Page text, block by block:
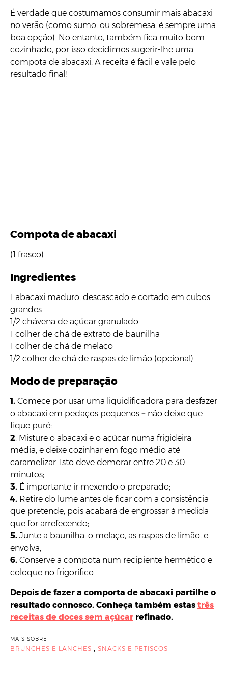
É verdade que costumamos consumir mais abacaxi
no verão (como sumo, ou sobremesa, é sempre uma
boa opção). No entanto, também fica muito bom
cozinhado, por isso decidimos sugerir-lhe uma
compota de abacaxi. A receita é fácil e vale pelo
resultado final!
Compota de abacaxi
(1 frasco)
Ingredientes
1 abacaxi maduro, descascado e cortado em cubos
grandes
1/2 chávena de açúcar granulado
1 colher de chá de extrato de baunilha
1 colher de chá de melaço
1/2 colher de chá de raspas de limão (opcional)
Modo de preparação
1. Comece por usar uma liquidificadora para desfazer
o abacaxi em pedaços pequenos − não deixe que
fique puré;
2. Misture o abacaxi e o açúcar numa frigideira
média, e deixe cozinhar em fogo médio até
caramelizar. Isto deve demorar entre 20 e 30
minutos;
3. É importante ir mexendo o preparado;
4. Retire do lume antes de ficar com a consistência
que pretende, pois acabará de engrossar à medida
que for arrefecendo;
5. Junte a baunilha, o melaço, as raspas de limão, e
envolva;
6. Conserve a compota num recipiente hermético e
coloque no frigorífico.
Depois de fazer a comporta de abacaxi partilhe o
resultado connosco. Conheça também estas três
receitas de doces sem açúcar refinado.
MAIS SOBRE
BRUNCHES E LANCHES , SNACKS E PETISCOS